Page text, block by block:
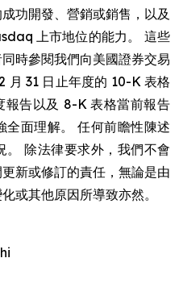
功開發、營銷或銷售，以及
上市地位的能力。 這些
時參閱我們向美國證券交易
月 31 日止年度的 10-K 表格
報告以及 8-K 表格當前報告
全面理解。 任何前瞻性陳述
。 除法律要求外，我們不會
新或修訂的責任，無論是由
或其他原因所導致亦然。